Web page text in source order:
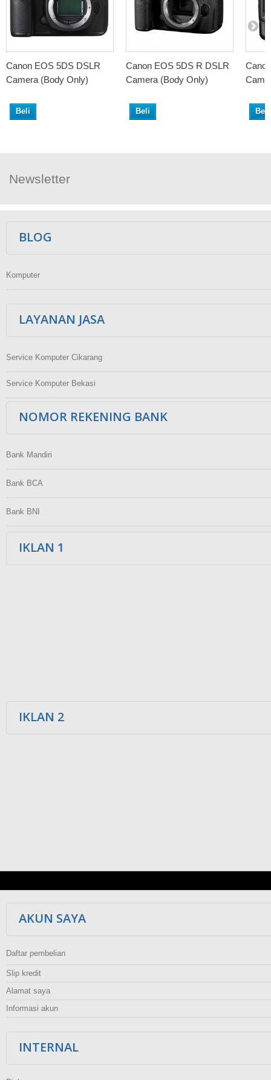
Canon EOS 5DS DSLR
Camera (Body Only)
Beli
Canon EOS 5DS R DSLR
Camera (Body Only)
Beli Beli
Newsletter
BLOG
Komputer
LAYANAN JASA
Service Komputer Cikarang
Service Komputer Bekasi
NOMOR REKENING BANK
Bank Mandiri
Bank BCA
Bank BNI
IKLAN 1
IKLAN 2
AKUN SAYA
Daftar pembelian
Slip kredit
Alamat saya
Informasi akun
INTERNAL